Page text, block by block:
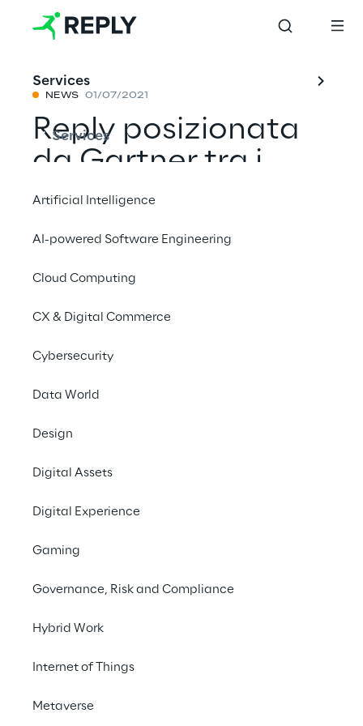
Services
Services
Artificial Intelligence
AI-powered Software Engineering
Cloud Computing
CX & Digital Commerce
Cybersecurity
Data World
Design
Digital Assets
Digital Experience
Gaming
Governance, Risk and Compliance
Hybrid Work
Internet of Things
Metaverse
NEWS 01/07/2021
Reply posizionata
da Gartner tra i
Leader nel Magic
Quadrant per i
implementazione in
ambito CRM e
Customer
Experience datato
Condividi con un amico
News
1 luglio 2021
Per il secondo anno consecutivo, Reply è
stata posizionata da Gartner, società